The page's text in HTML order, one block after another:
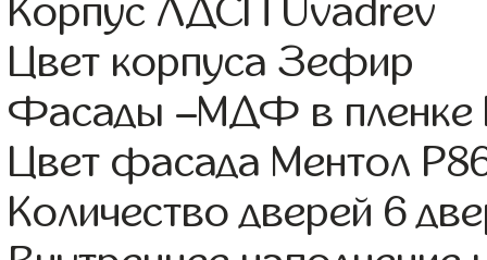
Корпус ЛДСП Uvadrev
Цвет корпуса Зефир
Фасады –МДФ в пленке
Цвет фасада Ментол
Количество дверей 6